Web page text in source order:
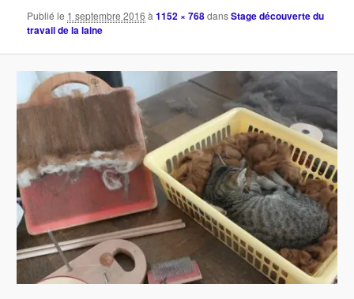
Publié le 1 septembre 2016 à1152 × 768dansStage découverte du
travail de la laine